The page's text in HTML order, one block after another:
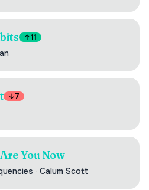
11
7
You Now
· Calum Scott